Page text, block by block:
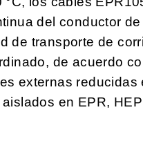
del conductor
de transporte de
de acuerdo
externas
en EPR,